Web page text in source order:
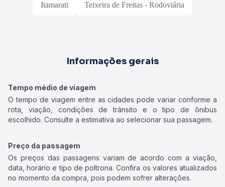
Itamarati Teixeira de Freitas - Rodoviária
Informações gerais
Tempo médio de viagem
O tempo de viagem entre as cidades pode variar conforme a
rota, viação, condições de trânsito e o tipo de ônibus
escolhido. Consulte a estimativa ao selecionar sua passagem.
Preço da passagem
Os preços das passagens variam de acordo com a viação,
data, horário e tipo de poltrona. Confira os valores atualizados
no momento da compra, pois podem sofrer alterações.